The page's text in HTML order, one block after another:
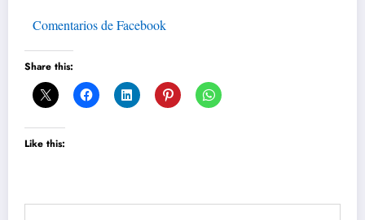
Comentarios de Facebook
Share this:
Like this: